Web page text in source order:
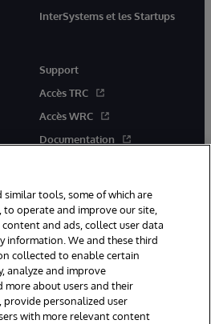
InterSystems et les Startups
Support
Accès TRC
Accès WRC
Documentation
Boston, MA. Tous droits
similar tools, some of which are
operate and improve our site,
and ads, collect user data
information. We and these third
collected to enable certain
analyze and improve
more about users and their
personalized user
with more relevant content